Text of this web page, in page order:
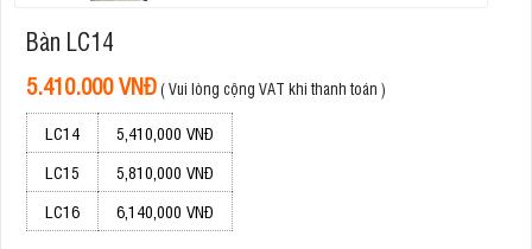
Bàn LC14
5.410.000 VNĐ( Vui lòng cộng VAT khi thanh toán )
LC14
5,410,000 VNĐ
LC15
5,810,000 VNĐ
LC16
6,140,000 VNĐ